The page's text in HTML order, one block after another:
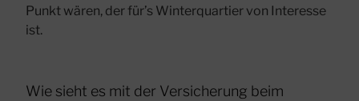
Punkt wären, der für’s Winterquartier von Interesse
ist.
Wie sieht es mit der Versicherung beim